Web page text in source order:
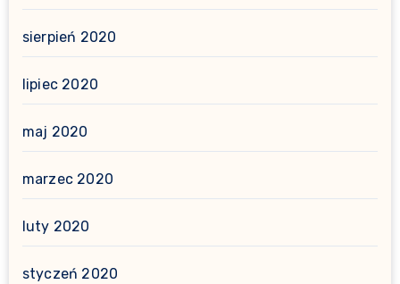
sierpień 2020
lipiec 2020
maj 2020
marzec 2020
luty 2020
styczeń 2020